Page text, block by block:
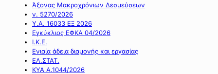
Άξονας Μακροχρόνιων Δεσμεύσεων
ν. 5270/2026
Υ.Α. 16033 ΕΞ 2026
Εγκύκλιος ΕΦΚΑ 04/2026
Ι.Κ.Ε.
Ενιαία άδεια διαμονής και εργασίας
ΕΛ.ΣΤΑΤ.
ΚΥΑ Α.1044/2026